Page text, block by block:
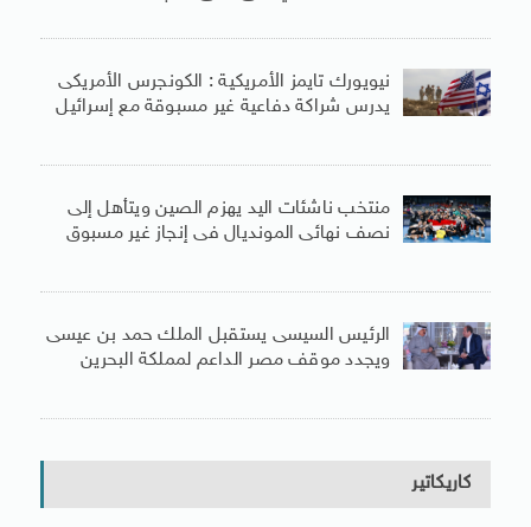
نيويورك تايمز الأمريكية : الكونجرس الأمريكى
يدرس شراكة دفاعية غير مسبوقة مع إسرائيل
منتخب ناشئات اليد يهزم الصين ويتأهل إلى
نصف نهائى المونديال فى إنجاز غير مسبوق
الرئيس السيسى يستقبل الملك حمد بن عيسى
ويجدد موقف مصر الداعم لمملكة البحرين
كاريكاتير